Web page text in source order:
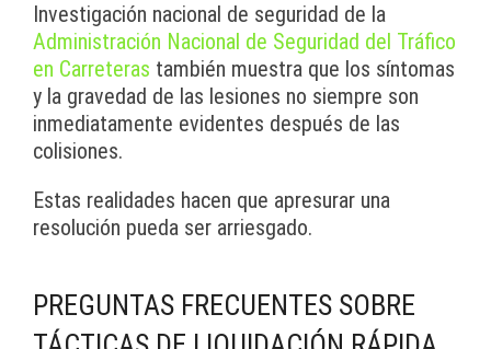
Investigación nacional de seguridad de la
Administración Nacional de Seguridad del Tráfico
en Carreteras también muestra que los síntomas
y la gravedad de las lesiones no siempre son
inmediatamente evidentes después de las
colisiones.
Estas realidades hacen que apresurar una
resolución pueda ser arriesgado.
PREGUNTAS FRECUENTES SOBRE